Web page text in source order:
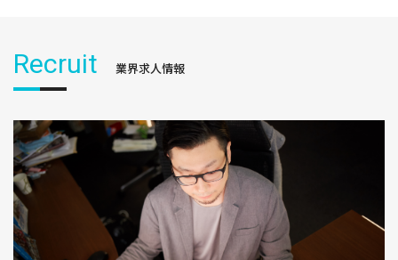
Recruit 業界求人情報